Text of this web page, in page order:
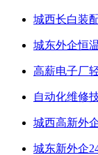
城西长白装
城东外企恒
高薪电子厂
自动化维修
城西高新外
城东新外企